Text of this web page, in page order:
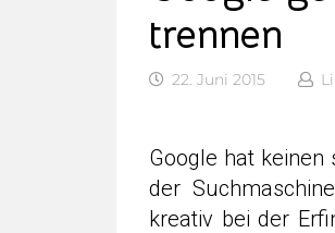
trennen
22. Juni 2015
Google hat
der
kreativ bei der